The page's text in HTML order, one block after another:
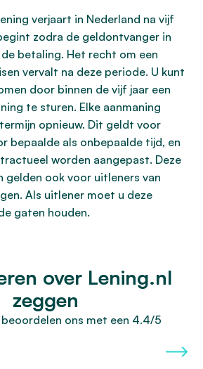
verjaart in Nederland na vijf
zodra de geldontvanger in
betaling. Het recht om een
vervalt na deze periode. U kunt
door binnen de vijf jaar een
te sturen. Elke aanmaning
opnieuw. Dit geldt voor
bepaalde als onbepaalde tijd, en
worden aangepast. Deze
gelden ook voor uitleners van
Als uitlener moet u deze
gaten houden.
over Lening.nl
zeggen
ons met een 4.4/5